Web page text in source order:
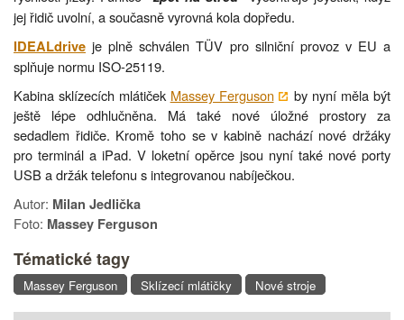
jej řidič uvolní, a současně vyrovná kola dopředu.
IDEALdrive je plně schválen TÜV pro silniční provoz v EU a
splňuje normu ISO-25119.
Kabina sklízecích mlátiček Massey Ferguson
by nyní měla být
ještě lépe odhlučněna. Má také nové úložné prostory za
sedadlem řidiče. Kromě toho se v kabině nachází nové držáky
pro terminál a iPad. V loketní opěrce jsou nyní také nové porty
USB a držák telefonu s integrovanou nabíječkou.
Autor: Milan Jedlička
Foto: Massey Ferguson
Tématické tagy
Massey Ferguson Sklízecí mlátičky Nové stroje